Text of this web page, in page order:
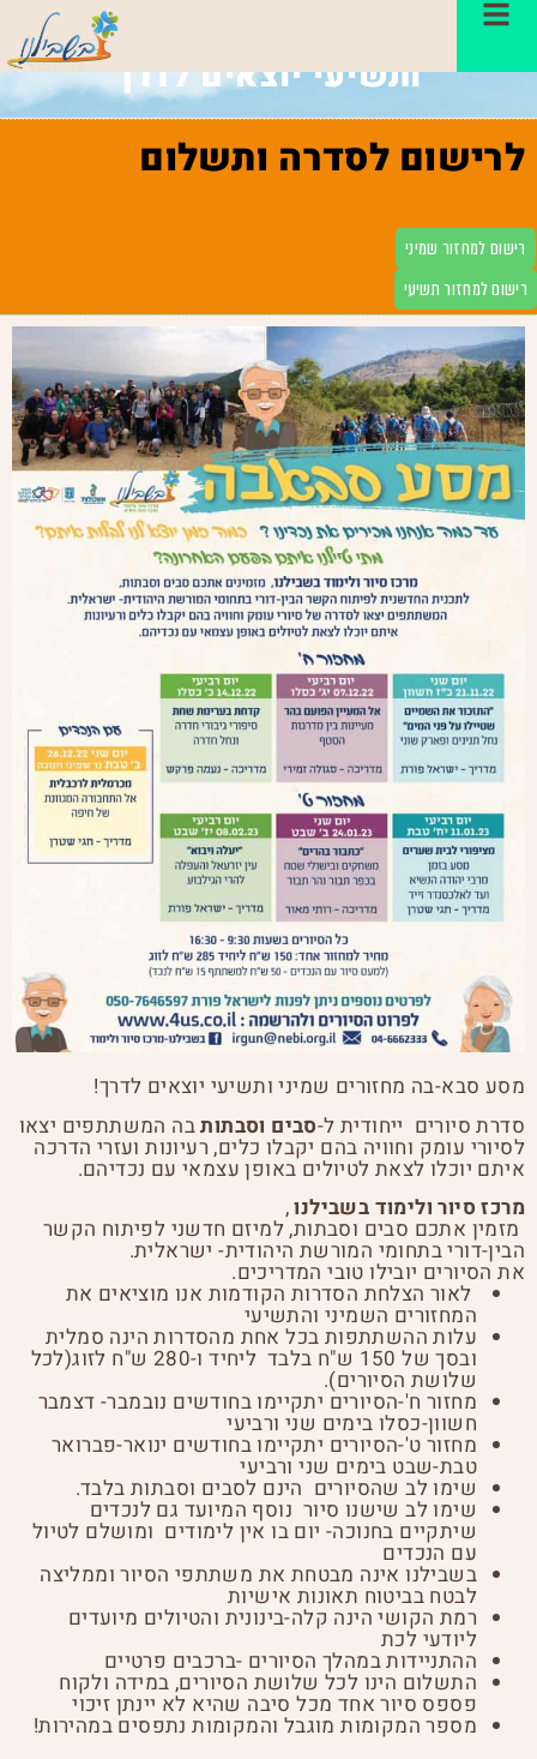
מסע סבא-בה- מחזורים שמיני
ותשיעי יוצאים לדרך
לרישום לסדרה ותשלום
רישום למחזור שמיני
רישום למחזור תשיעי
מסע סבא-בה מחזורים שמיני ותשיעי יוצאים לדרך!
סדרת סיורים ייחודית ל-סבים וסבתותבה המשתתפים יצאו
לסיורי עומק וחוויה בהם יקבלו כלים, רעיונות ועזרי הדרכה
איתם יוכלו לצאת לטיולים באופן עצמאי עם נכדיהם.
מרכז סיור ולימוד בשבילנו,
מזמין אתכם סבים וסבתות, למיזם חדשני לפיתוח הקשר
הבין-דורי בתחומי המורשת היהודית- ישראלית.
את הסיורים יובילו טובי המדריכים.
לאור הצלחת הסדרות הקודמות אנו מוציאים את
המחזורים השמיני והתשיעי
עלות ההשתתפות בכל אחת מהסדרות הינה סמלית
ובסך של 150 ש"ח בלבד ליחיד ו-280 ש"ח לזוג(לכל
שלושת הסיורים).
מחזור ח'-הסיורים יתקיימו בחודשים נובמבר- דצמבר
חשוון-כסלו בימים שני ורביעי
מחזור ט'-הסיורים יתקיימו בחודשים ינואר-פברואר
טבת-שבט בימים שני ורביעי
שימו לב שהסיורים הינם לסבים וסבתות בלבד.
שימו לב שישנו סיור נוסף המיועד גם לנכדים
שיתקיים בחנוכה- יום בו אין לימודים ומושלם לטיול
עם הנכדים
בשבילנו אינה מבטחת את משתתפי הסיור וממליצה
לבטח בביטוח תאונות אישיות
רמת הקושי הינה קלה-בינונית והטיולים מיועדים
ליודעי לכת
ההתניידות במהלך הסיורים -ברכבים פרטיים
התשלום הינו לכל שלושת הסיורים, במידה ולקוח
פספס סיור אחד מכל סיבה שהיא לא יינתן זיכוי
מספר המקומות מוגבל והמקומות נתפסים במהירות!